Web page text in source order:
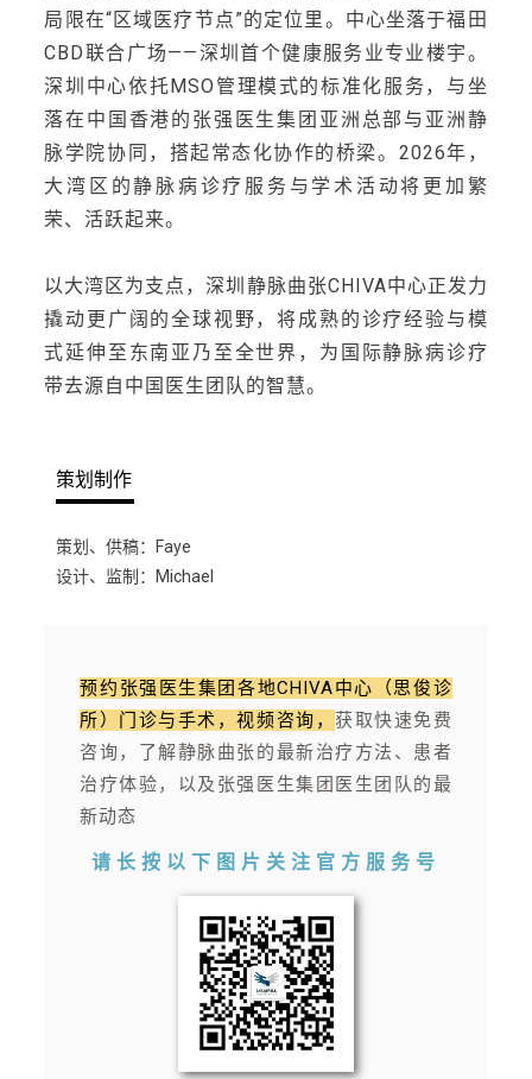
局限在“区域医疗节点”的定位里。中心坐落于福田
CBD联合广场——深圳首个健康服务业专业楼宇。
深圳中心依托MSO管理模式的标准化服务，与坐
落在中国香港的张强医生集团亚洲总部与亚洲静
脉学院协同，搭起常态化协作的桥梁。2026年，
大湾区的静脉病诊疗服务与学术活动将更加繁
荣、活跃起来。
以大湾区为支点，深圳静脉曲张CHIVA中心正发力
撬动更广阔的全球视野，将成熟的诊疗经验与模
式延伸至东南亚乃至全世界，为国际静脉病诊疗
带去源自中国医生团队的智慧。
策划制作
策划、供稿：Faye
设计、监制：Michael
预约张强医生集团各地CHIVA中心（思俊诊
所）门诊与手术，视频咨询，获取快速免费
咨询， 了解静脉曲张的最新治疗方法、患者
治疗体验，以及张强医生集团医生团队的最
新动态
请长按以下图片 关注官方服务号